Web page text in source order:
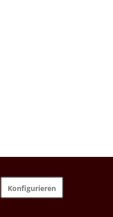
Konfigurieren